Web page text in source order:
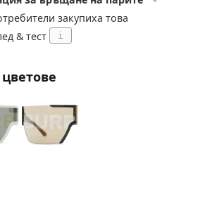
закупиха това
& тест
i